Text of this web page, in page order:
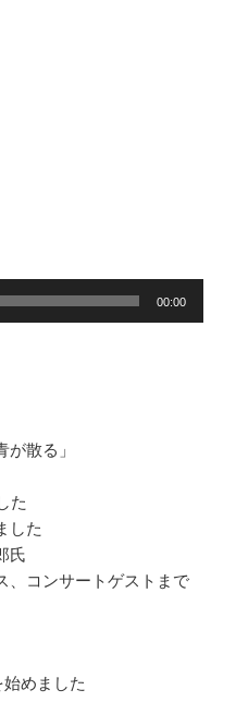
00:00
散る」
た
した
氏
、コンサートゲストまで
めました